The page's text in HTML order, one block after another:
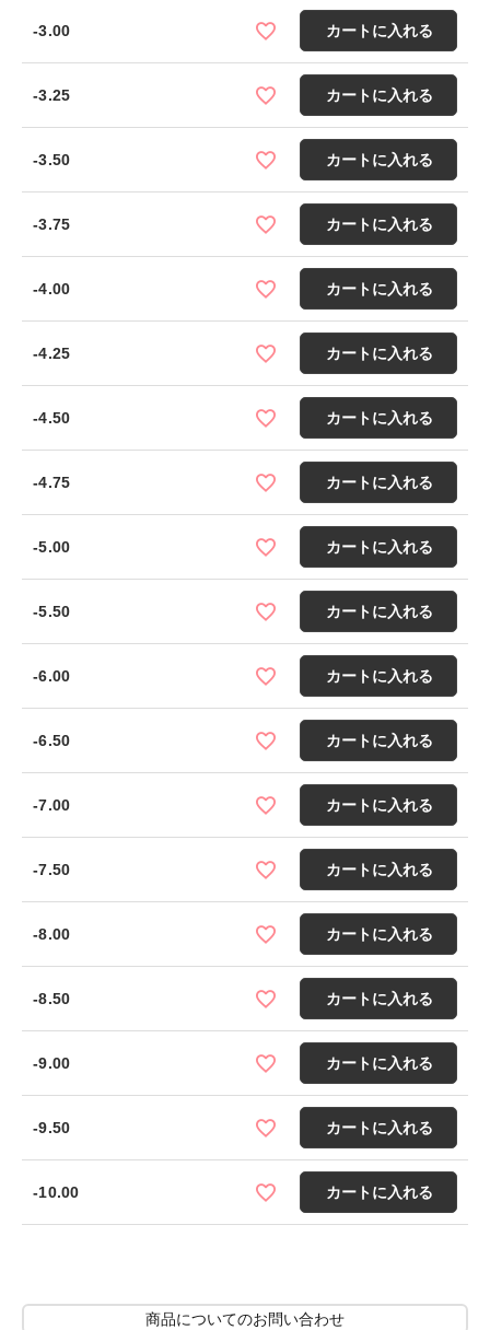
-3.00 カートに入れる
-3.25 カートに入れる
-3.50 カートに入れる
-3.75 カートに入れる
-4.00 カートに入れる
-4.25 カートに入れる
-4.50 カートに入れる
-4.75 カートに入れる
-5.00 カートに入れる
-5.50 カートに入れる
-6.00 カートに入れる
-6.50 カートに入れる
-7.00 カートに入れる
-7.50 カートに入れる
-8.00 カートに入れる
-8.50 カートに入れる
-9.00 カートに入れる
-9.50 カートに入れる
-10.00 カートに入れる
商品についてのお問い合わせ